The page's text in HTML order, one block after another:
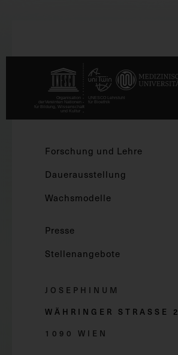
Forschung und Lehre
Dauerausstellung
Wachsmodelle
Presse
Stellenangebote
JOSEPHINUM
WÄHRINGER STRASSE 2
1090 WIEN